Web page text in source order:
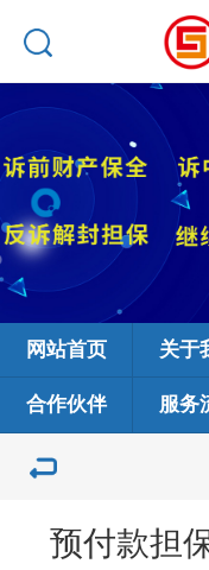
网站首页 关于
合作伙伴 服务
预付款担